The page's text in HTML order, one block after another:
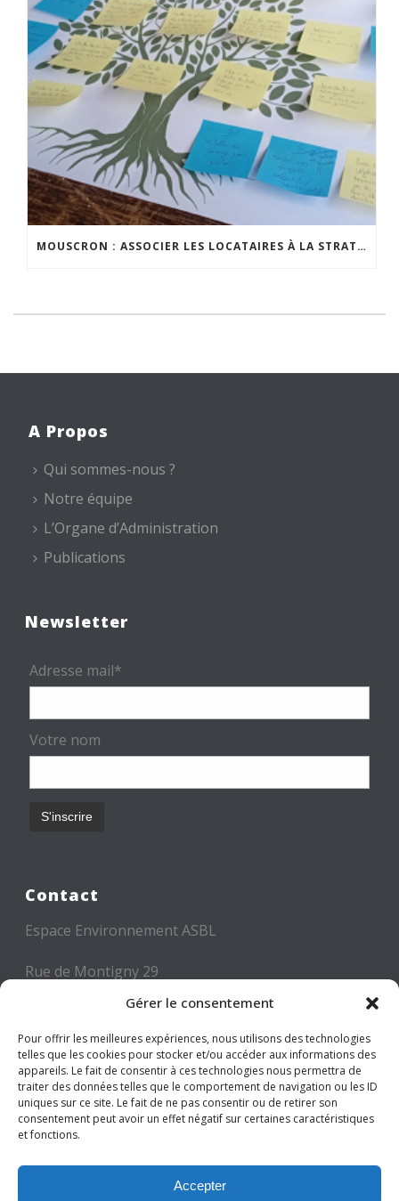
Gérer le consentement
Pour offrir les meilleures expériences, nous utilisons des technologies
telles que les cookies pour stocker et/ou accéder aux informations des
appareils. Le fait de consentir à ces technologies nous permettra de
traiter des données telles que le comportement de navigation ou les ID
uniques sur ce site. Le fait de ne pas consentir ou de retirer son
consentement peut avoir un effet négatif sur certaines caractéristiques
et fonctions.
Accepter
MOUSCRON : ASSOCIER LES LOCATAIRES À LA STRATÉGIE DE PROPRETÉ PUBLIQUE
A Propos
Qui sommes-nous ?
Notre équipe
L’Organe d’Administration
Publications
Newsletter
Adresse mail*
Votre nom
Contact
Espace Environnement ASBL
Rue de Montigny 29
6000 CHARLEROI
Tél: +32 71 300 300
Mail: info@espace-environnement.be
TVA BE 0416.116.340